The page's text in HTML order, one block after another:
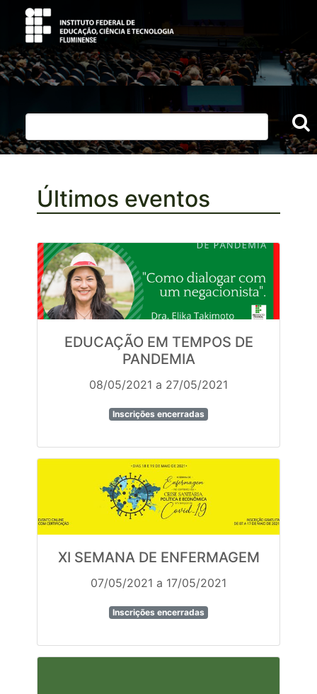
Últimos eventos
EDUCAÇÃO EM TEMPOS DE
PANDEMIA
08/05/2021 a 27/05/2021
Inscrições encerradas
XI SEMANA DE ENFERMAGEM
07/05/2021 a 17/05/2021
Inscrições encerradas